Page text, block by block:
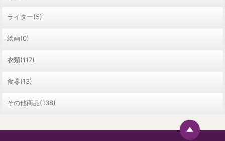
ライター(5)
絵画(0)
衣類(117)
食器(13)
その他商品(138)